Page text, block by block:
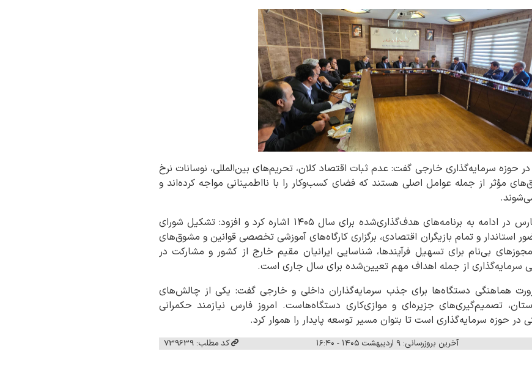
حوزه سرمایه‌گذاری خارجی گفت: عدم ثبات اقتصاد کلان، تحریم‌های بین‌المللی، نوسانات نرخ
مؤثر از جمله عوامل اصلی هستند که فضای کسب‌وکار را با نااطمینانی مواجه کرده‌اند و
مدیرکل امور اقتصادی و دارایی فارس در ادامه به برنامه‌های هدف‌گذاری‌شده برای سال ۱۴۰۵ اشاره کرد و افزود: تشکیل شورای
استاندار و تمام بازیگران اقتصادی، برگزاری کارگاه‌های آموزشی تخصصی قوانین و مشوق‌های
مجوزهای بی‌نام برای تسهیل فرآیندها، شناسایی ایرانیان مقیم خارج از کشور و مشارکت در
از جمله اهداف مهم تعیین‌شده برای سال جاری است.
هماهنگی دستگاه‌ها برای جذب سرمایه‌گذاران داخلی و خارجی گفت: یکی از چالش‌های
تصمیم‌گیری‌های جزیره‌ای و موازی‌کاری دستگاه‌هاست. امروز فارس نیازمند حکمرانی
در حوزه سرمایه‌گذاری است تا بتوان مسیر توسعه پایدار را هموار کرد.
آخرین بروزرسانی: ۹ اردیبهشت ۱۴۰۵ - ۱۶:۴۰ کد مطلب: 739639